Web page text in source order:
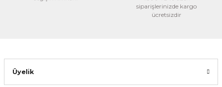
Ürün fiyatı diğer sitelerden daha pahalı.
Gönder
siparişlerinizde kargo
ücretsizdir
Üyelik